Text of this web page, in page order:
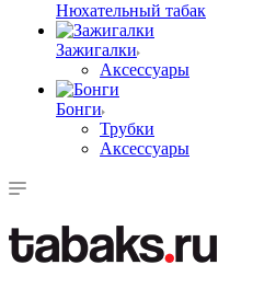
Нюхательный табак
Зажигалки
Аксессуары
Бонги
Трубки
Аксессуары